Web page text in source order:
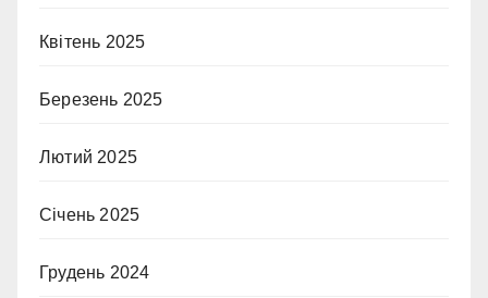
Квітень 2025
Березень 2025
Лютий 2025
Січень 2025
Грудень 2024